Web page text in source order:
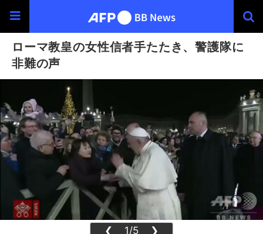
ローマ教皇の女性信者手たたき、警護隊に
非難の声
❮ 1/5 ❯